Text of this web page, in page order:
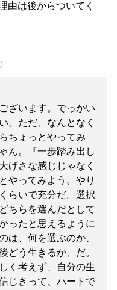
由は後からついてく
ざいます。でっかい
。ただ、なんとなく
ちょっとやってみ
ん。『一歩踏み出し
げさな感じじゃなく
やってみよう。やり
らいで充分だ。選択
ちらを選んだとして
ったと思えるように
は、何を選ぶのか、
どう生きるか、だ。
く考えず、自分の生
じきって、ハートで